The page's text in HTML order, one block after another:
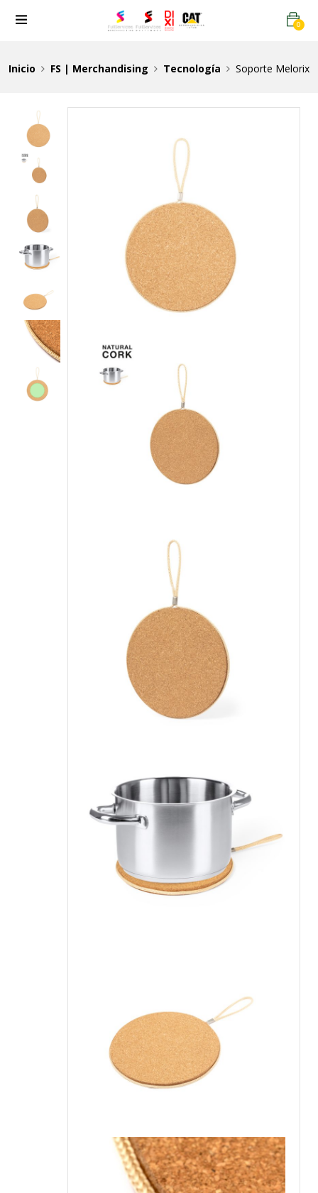
0
Inicio FS | Merchandising Tecnología Soporte Melorix